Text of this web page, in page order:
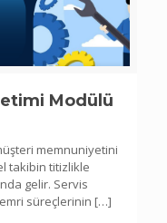
Modülü
memnuniyetini
takibin titizlikle
gelir. Servis
emri süreçlerinin […]